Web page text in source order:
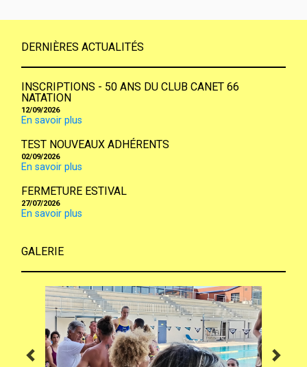
DERNIÈRES ACTUALITÉS
INSCRIPTIONS - 50 ANS DU CLUB CANET 66
NATATION
12/09/2026
En savoir plus
TEST NOUVEAUX ADHÉRENTS
02/09/2026
En savoir plus
FERMETURE ESTIVAL
27/07/2026
En savoir plus
GALERIE